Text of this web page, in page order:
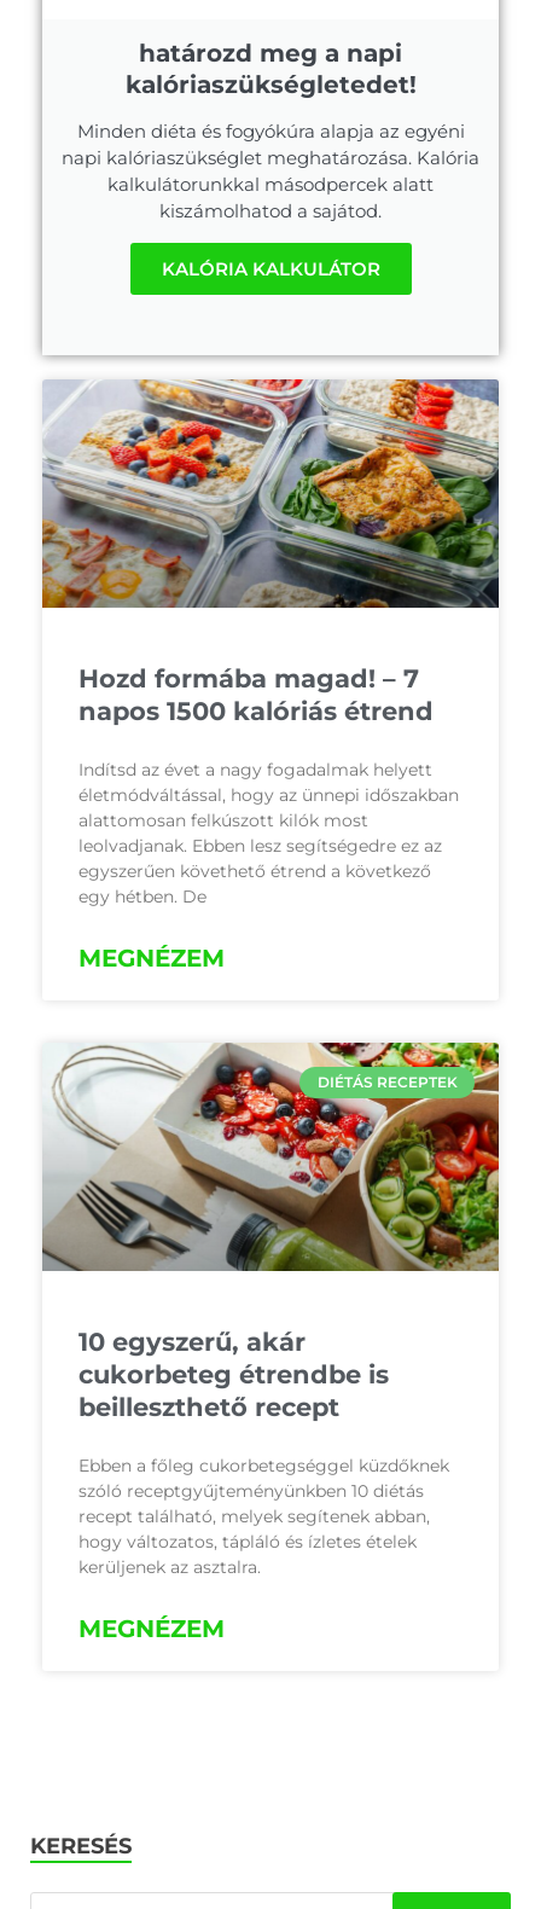
határozd meg a napi
kalóriaszükségletedet!
Minden diéta és fogyókúra alapja az egyéni
napi kalóriaszükséglet meghatározása. Kalória
kalkulátorunkkal másodpercek alatt
kiszámolhatod a sajátod.
KALÓRIA KALKULÁTOR
Hozd formába magad! – 7
napos 1500 kalóriás étrend
Indítsd az évet a nagy fogadalmak helyett
életmódváltással, hogy az ünnepi időszakban
alattomosan felkúszott kilók most
leolvadjanak. Ebben lesz segítségedre ez az
egyszerűen követhető étrend a következő
egy hétben. De
MEGNÉZEM
DIÉTÁS RECEPTEK
10 egyszerű, akár
cukorbeteg étrendbe is
beilleszthető recept
Ebben a főleg cukorbetegséggel küzdőknek
szóló receptgyűjteményünkben 10 diétás
recept található, melyek segítenek abban,
hogy változatos, tápláló és ízletes ételek
kerüljenek az asztalra.
MEGNÉZEM
KERESÉS